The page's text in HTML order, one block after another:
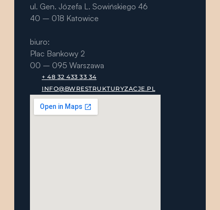
ul. Gen. Józefa L. Sowińskiego 46
40 – 018 Katowice
biuro:
Plac Bankowy 2
00 – 095 Warszawa
+ 48 32 433 33 34
INFO@BWRESTRUKTURYZACJE.PL